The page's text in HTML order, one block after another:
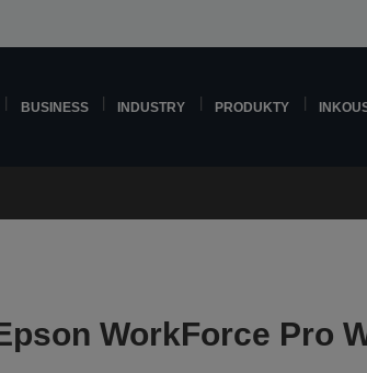
BUSINESS INDUSTRY PRODUKTY
WorkForce Pro